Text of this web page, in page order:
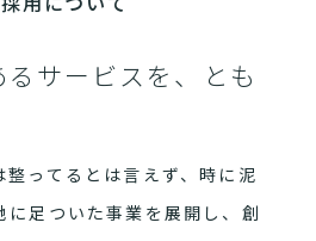
サービスを、とも
整ってるとは言えず、時に泥
足ついた事業を展開し、創